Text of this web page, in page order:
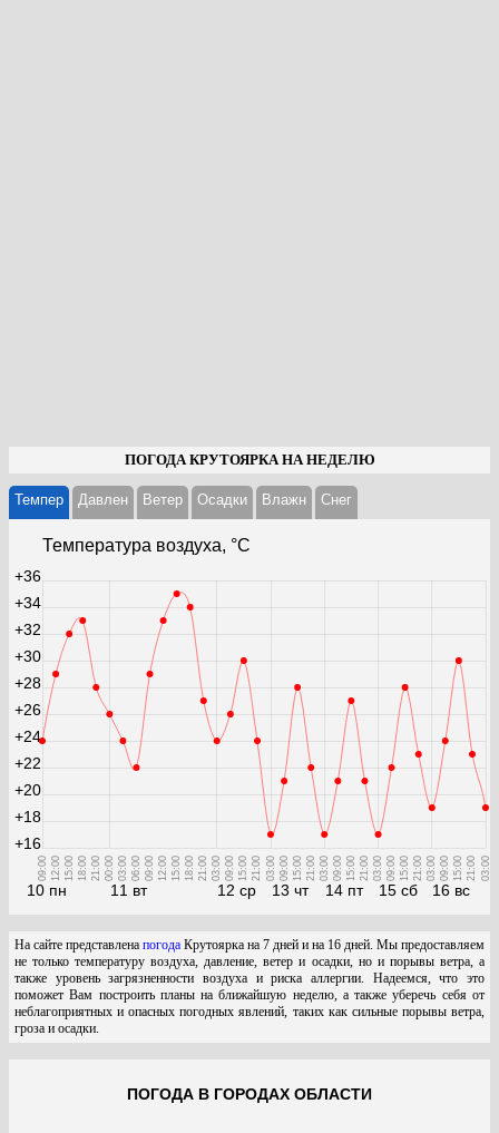
ПОГОДА КРУТОЯРКА НА НЕДЕЛЮ
Темпер Давлен Ветер Осадки Влажн Cнег
Температура воздуха, °С
10 пн
09:00 12:00 15:00 18:00 21:00
11 вт
00:00 03:00 06:00 09:00 12:00 15:00 18:00 21:00
12 ср
03:00 09:00 15:00 21:00
13 чт
03:00 09:00 15:00 21:00
14 пт
03:00 09:00 15:00 21:00
15 сб
03:00 09:00 15:00 21:00
16 вс
03:00 09:00 15:00 21:00 03:00
+16
+18
+20
+22
+24
+26
+28
+30
+32
+34
+36
На сайте представлена погода Крутоярка на 7 дней и на 16 дней. Мы предоставляем
не только температуру воздуха, давление, ветер и осадки, но и порывы ветра, а
также уровень загрязненности воздуха и риска аллергии. Надеемся, что это
поможет Вам построить планы на ближайшую неделю, а также уберечь себя от
неблагоприятных и опасных погодных явлений, таких как сильные порывы ветра,
гроза и осадки.
ПОГОДА В ГОРОДАХ ОБЛАСТИ